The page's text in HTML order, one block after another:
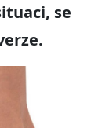
se